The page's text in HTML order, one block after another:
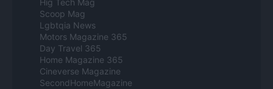
Hig Tech Mag
Scoop Mag
Lgbtqia News
Motors Magazine 365
Day Travel 365
Home Magazine 365
Cineverse Magazine
SecondHomeMagazine